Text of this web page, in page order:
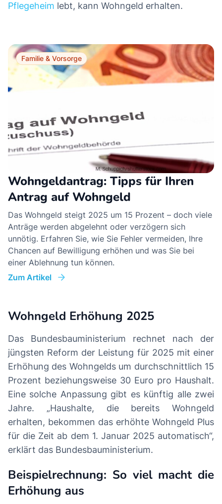
Pflegeheim lebt, kann Wohngeld erhalten.
Familie & Vorsorge
Wohngeldantrag: Tipps für Ihren
Antrag auf Wohngeld
Das Wohngeld steigt 2025 um 15 Prozent – doch viele
Anträge werden abgelehnt oder verzögern sich
unnötig. Erfahren Sie, wie Sie Fehler vermeiden, Ihre
Chancen auf Bewilligung erhöhen und was Sie bei
einer Ablehnung tun können.
Zum Artikel
Wohngeld Erhöhung 2025
Das Bundesbauministerium rechnet nach der
jüngsten Reform der Leistung für 2025 mit einer
Erhöhung des Wohngelds um durchschnittlich 15
Prozent beziehungsweise 30 Euro pro Haushalt.
Eine solche Anpassung gibt es künftig alle zwei
Jahre. „Haushalte, die bereits Wohngeld
erhalten, bekommen das erhöhte Wohngeld Plus
für die Zeit ab dem 1. Januar 2025 automatisch“,
erklärt das Bundesbauministerium.
Beispielrechnung: So viel macht die
Erhöhung aus